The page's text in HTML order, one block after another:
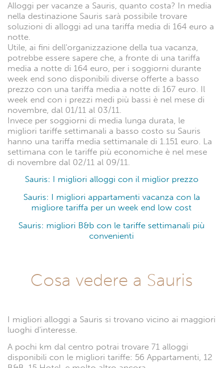
Alloggi per vacanze a Sauris, quanto costa? In media
nella destinazione Sauris sarà possibile trovare
soluzioni di alloggi ad una tariffa media di 164 euro a
notte.
Utile, ai fini dell'organizzazione della tua vacanza,
potrebbe essere sapere che, a fronte di una tariffa
media a notte di 164 euro, per i soggiorni durante
week end sono disponibili diverse offerte a basso
prezzo con una tariffa media a notte di 167 euro. Il
week end con i prezzi medi più bassi è nel mese di
novembre, dal 01/11 al 03/11.
Invece per soggiorni di media lunga durata, le
migliori tariffe settimanali a basso costo su Sauris
hanno una tariffa media settimanale di 1.151 euro. La
settimana con le tariffe più economiche è nel mese
di novembre dal 02/11 al 09/11.
Sauris: I migliori alloggi con il miglior prezzo
Sauris: I migliori appartamenti vacanza con la
migliore tariffa per un week end low cost
Sauris: migliori B&b con le tariffe settimanali più
convenienti
Cosa vedere a Sauris
I migliori alloggi a Sauris si trovano vicino ai maggiori
luoghi d'interesse.
A pochi km dal centro potrai trovare 71 alloggi
disponibili con le migliori tariffe: 56 Appartamenti, 12